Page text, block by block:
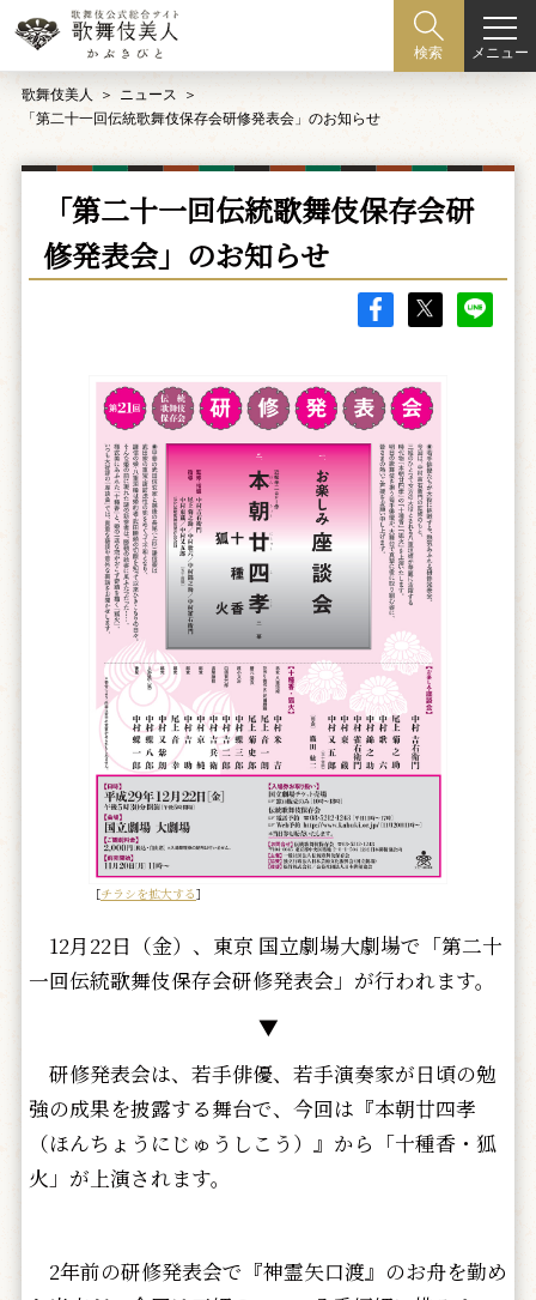
検索 メニュー
歌舞伎美人
ニュース
「第二十一回伝統歌舞伎保存会研修発表会」のお知らせ
「第二十一回伝統歌舞伎保存会研
修発表会」のお知らせ
［チラシを拡大する］
12月22日（金）、東京 国立劇場大劇場で「第二十
一回伝統歌舞伎保存会研修発表会」が行われます。
▼
研修発表会は、若手俳優、若手演奏家が日頃の勉
強の成果を披露する舞台で、今回は『本朝廿四孝
（ほんちょうにじゅうしこう）』から「十種香・狐
火」が上演されます。
2年前の研修発表会で『神霊矢口渡』のお舟を勤め